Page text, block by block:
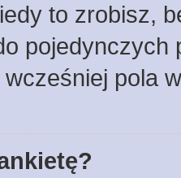
to zrobisz,
pola